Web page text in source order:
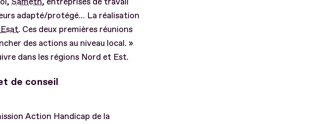
adapté/protégé… La réalisation
Esat. Ces deux premières réunions
des actions au niveau local. »
dans les régions Nord et Est.
de conseil
Action Handicap de la